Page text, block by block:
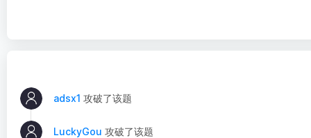
adsx1 攻破了该题
LuckyGou 攻破了该题